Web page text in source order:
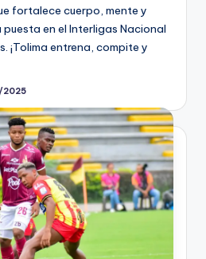
fortalece cuerpo, mente y
en el Interligas Nacional
¡Tolima entrena, compite y